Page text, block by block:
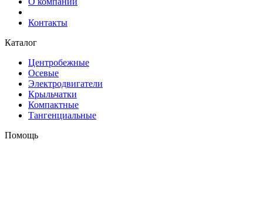
Контакты
Каталог
Центробежные
Осевые
Электродвигатели
Крыльчатки
Компактные
Тангенциальные
Помощь